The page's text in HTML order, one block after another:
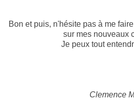
Bon et puis, n'hésite pas à me
sur mes nouveaux
Je peux tout
Clemence